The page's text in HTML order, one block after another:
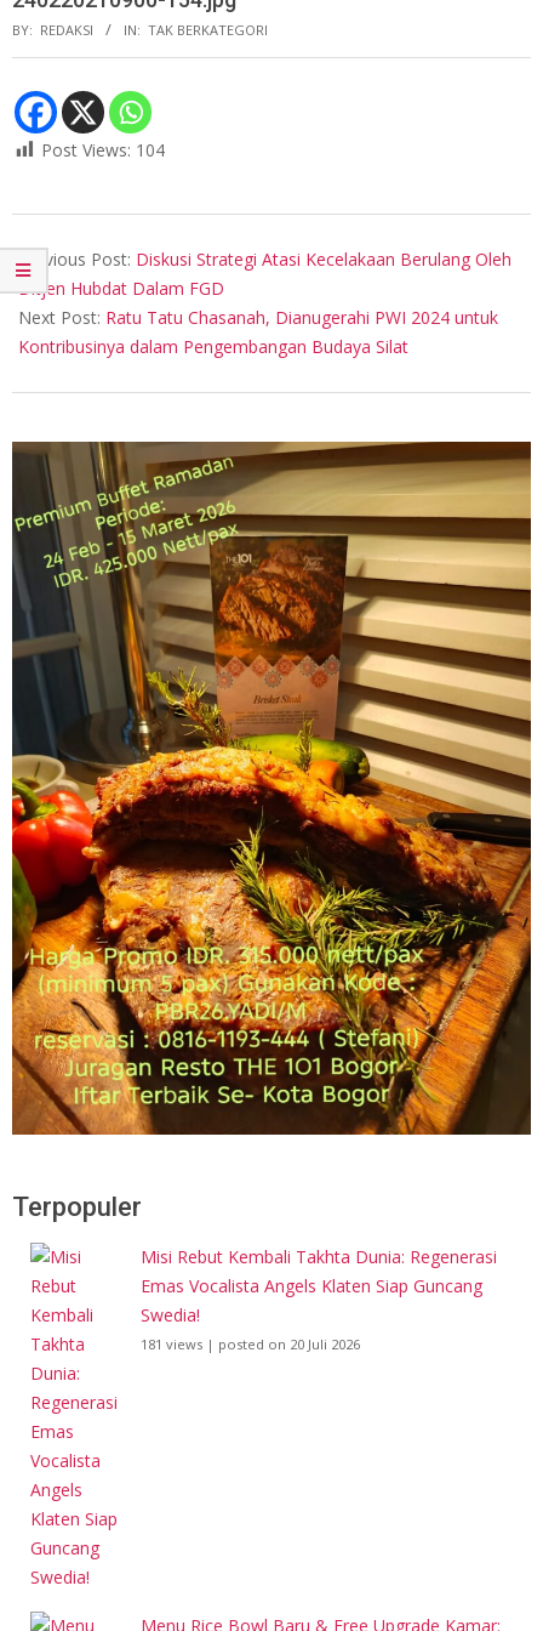
BY: REDAKSI IN: TAK BERKATEGORI
Post Views: 104
02-
20
Previous Post: Diskusi Strategi Atasi Kecelakaan Berulang Oleh
Ditjen Hubdat Dalam FGD
Next Post: Ratu Tatu Chasanah, Dianugerahi PWI 2024 untuk
Kontribusinya dalam Pengembangan Budaya Silat
Terpopuler
Misi Rebut Kembali Takhta Dunia: Regenerasi
Emas Vocalista Angels Klaten Siap Guncang
Swedia!
181 views | posted on 20 Juli 2026
Menu Rice Bowl Baru & Free Upgrade Kamar: